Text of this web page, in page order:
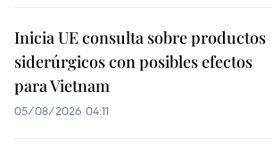
Inicia UE consulta sobre productos
siderúrgicos con posibles efectos
para Vietnam
05/08/2026 04:11